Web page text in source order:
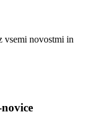
vsemi novostmi in